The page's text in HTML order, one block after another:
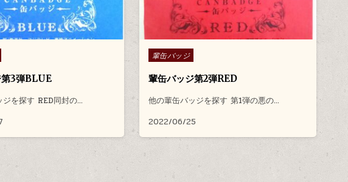
第3弾BLUE
ジを探す RED同封の…
Posted in
輩缶バッジ
輩缶バッジ第2弾RED
他の輩缶バッジを探す 第1弾の悪の…
2022/06/25